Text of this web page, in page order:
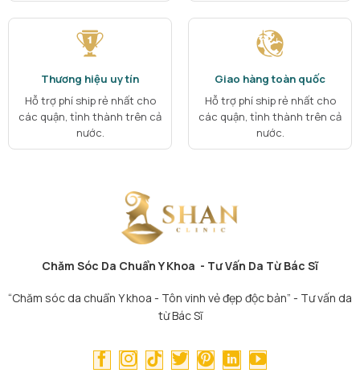
Thương hiệu uy tín
Hỗ trợ phí ship rẻ nhất cho
các quận, tỉnh thành trên cả
nước.
Giao hàng toàn quốc
Hỗ trợ phí ship rẻ nhất cho
các quận, tỉnh thành trên cả
nước.
Chăm Sóc Da Chuẩn Y Khoa - Tư Vấn Da Từ Bác Sĩ
“Chăm sóc da chuẩn Y khoa - Tôn vinh vẻ đẹp độc bản” - Tư vấn da
từ Bác Sĩ